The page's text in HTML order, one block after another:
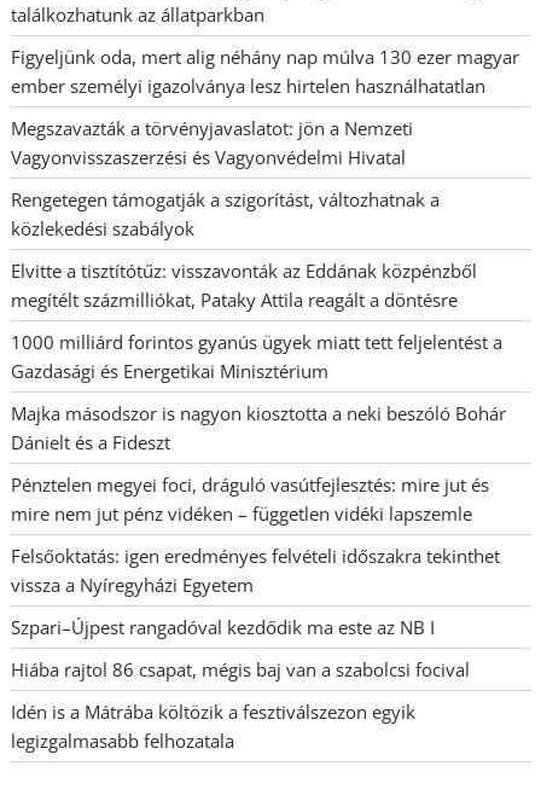
találkozhatunk az állatparkban
Figyeljünk oda, mert alig néhány nap múlva 130 ezer magyar
ember személyi igazolványa lesz hirtelen használhatatlan
Megszavazták a törvényjavaslatot: jön a Nemzeti
Vagyonvisszaszerzési és Vagyonvédelmi Hivatal
Rengetegen támogatják a szigorítást, változhatnak a
közlekedési szabályok
Elvitte a tisztítótűz: visszavonták az Eddának közpénzből
megítélt százmilliókat, Pataky Attila reagált a döntésre
1000 milliárd forintos gyanús ügyek miatt tett feljelentést a
Gazdasági és Energetikai Minisztérium
Majka másodszor is nagyon kiosztotta a neki beszóló Bohár
Dánielt és a Fideszt
Pénztelen megyei foci, dráguló vasútfejlesztés: mire jut és
mire nem jut pénz vidéken – független vidéki lapszemle
Felsőoktatás: igen eredményes felvételi időszakra tekinthet
vissza a Nyíregyházi Egyetem
Szpari–Újpest rangadóval kezdődik ma este az NB I
Hiába rajtol 86 csapat, mégis baj van a szabolcsi focival
Idén is a Mátrába költözik a fesztiválszezon egyik
legizgalmasabb felhozatala